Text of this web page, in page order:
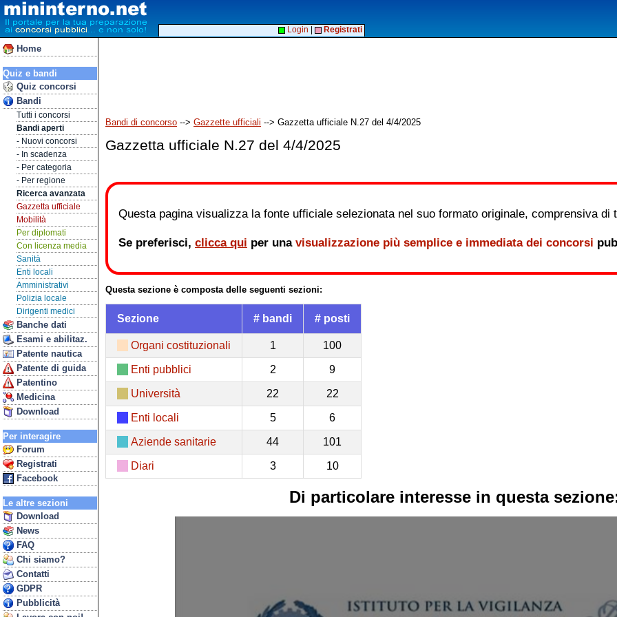
Home
Quiz e bandi
Quiz concorsi
Bandi
Tutti i concorsi
Bandi aperti
- Nuovi concorsi
- In scadenza
- Per categoria
- Per regione
Ricerca avanzata
Gazzetta ufficiale
Mobilità
Per diplomati
Con licenza media
Sanità
Enti locali
Amministrativi
Polizia locale
Dirigenti medici
Banche dati
Esami e abilitaz.
Patente nautica
Patente di guida
Patentino
Medicina
Download
Per interagire
Forum
Registrati
Facebook
Le altre sezioni
Download
News
FAQ
Chi siamo?
Contatti
GDPR
Pubblicità
Login Registrati
Bandi di concorso --> Gazzette ufficiali --> Gazzetta ufficiale N.27 del 4/4/2025
Gazzetta ufficiale N.27 del 4/4/2025
Questa pagina visualizza la fonte ufficiale selezionata nel suo formato originale, comprensiva
Se preferisci, clicca qui per una visualizzazione più semplice e immediata dei concorsi
Questa sezione è composta delle seguenti sezioni:
Sezione # bandi # posti
Organi costituzionali 1 100
Enti pubblici 2 9
Università 22 22
Enti locali 5 6
Aziende sanitarie 44 101
Diari 3 10
Di particolare interesse in questa